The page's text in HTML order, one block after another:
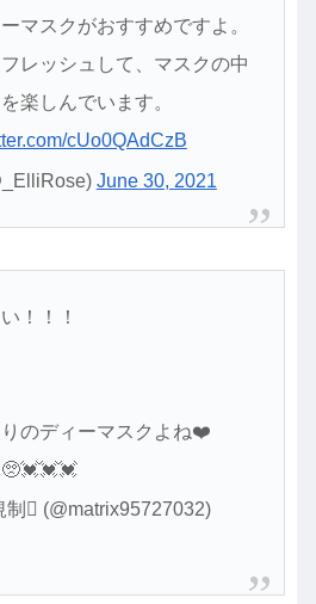
マスクがおすすめですよ。
レッシュして、マスクの中
楽しんでいます。
cUo0QAdCzB
June 30, 2021
！！！
のディーマスクよね❤️
 (@matrix95727032)